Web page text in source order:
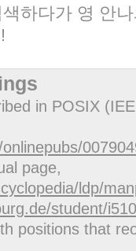
하다가 영 안
in POSIX
page,
ldp/
student/
positions that